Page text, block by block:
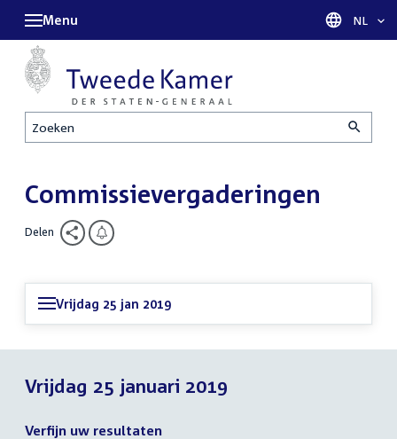
Zoeken
Menu Taal
NL
Commissievergaderingen
Delen
Vrijdag 25 jan 2019
Vrijdag 25 januari 2019
Verfijn uw resultaten